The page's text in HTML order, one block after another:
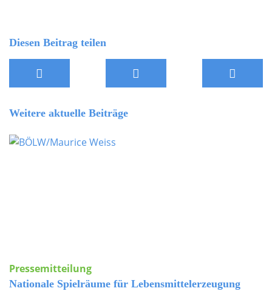
Diesen Beitrag teilen
Weitere aktuelle Beiträge
Pressemitteilung
Nationale Spielräume für Lebensmittelerzeugung